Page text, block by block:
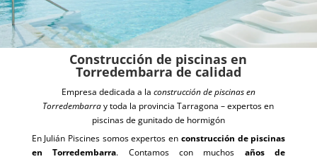
Construcción de piscinas en
Torredembarra de calidad
Empresa dedicada a la construcción de piscinas en
Torredembarray toda la provincia Tarragona – expertos en
piscinas de gunitado de hormigón
En Julián Piscines somos expertos en construcción de piscinas
en Torredembarra. Contamos con muchos años de